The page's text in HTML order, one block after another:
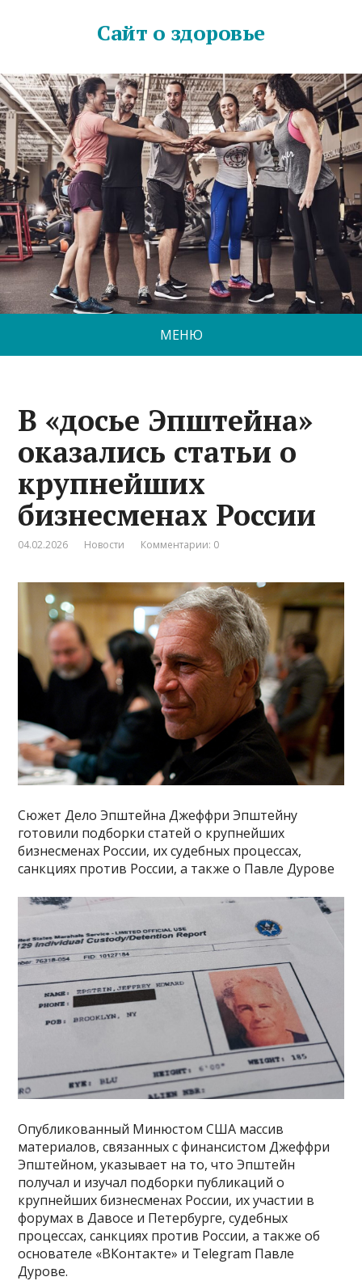
Сайт о здоровье
МЕНЮ
В «досье Эпштейна»
оказались статьи о
крупнейших
бизнесменах России
04.02.2026 Новости Комментарии: 0
Сюжет Дело Эпштейна Джеффри Эпштейну
готовили подборки статей о крупнейших
бизнесменах России, их судебных процессах,
санкциях против России, а также о Павле Дурове
Опубликованный Минюстом США массив
материалов, связанных с финансистом Джеффри
Эпштейном, указывает на то, что Эпштейн
получал и изучал подборки публикаций о
крупнейших бизнесменах России, их участии в
форумах в Давосе и Петербурге, судебных
процессах, санкциях против России, а также об
основателе «ВКонтакте» и Telegram Павле
Дурове.